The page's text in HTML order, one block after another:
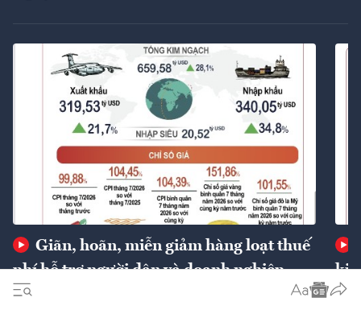
Giãn, hoãn, miễn giảm hàng loạt thuế
phí hỗ trợ người dân và doanh nghiệp